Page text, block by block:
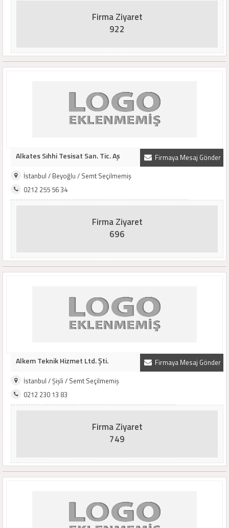
Firma Ziyaret
922
Firmaya Mesaj Gönder
Alkates Sıhhi Tesisat San. Tic. Aş
İstanbul / Beyoğlu / Semt Seçilmemiş
0212 255 56 34
Firma Ziyaret
696
Firmaya Mesaj Gönder
Alkem Teknik Hizmet Ltd. Şti.
İstanbul / Şişli / Semt Seçilmemiş
0212 230 13 83
Firma Ziyaret
749